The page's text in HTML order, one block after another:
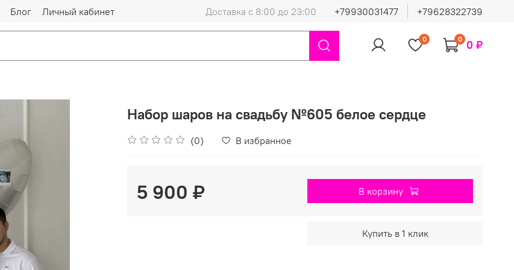
Блог Личный кабинет Доставка с 8:00 до 23:00 +79930031477 +79628322739
0 0 0 ₽
Набор шаров на свадьбу №605 белое сердце
(0) В избранное
5 900 ₽ В корзину
Купить в 1 клик